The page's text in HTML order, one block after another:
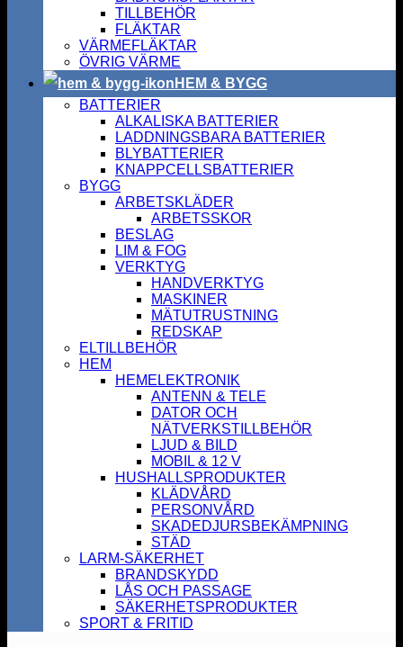
TILLBEHÖR
FLÄKTAR
VÄRMEFLÄKTAR
ÖVRIG VÄRME
HEM & BYGG
BATTERIER
ALKALISKA BATTERIER
LADDNINGSBARA BATTERIER
BLYBATTERIER
KNAPPCELLSBATTERIER
BYGG
ARBETSKLÄDER
ARBETSSKOR
BESLAG
LIM & FOG
VERKTYG
HANDVERKTYG
MASKINER
MÄTUTRUSTNING
REDSKAP
ELTILLBEHÖR
HEM
HEMELEKTRONIK
ANTENN & TELE
DATOR OCH
NÄTVERKSTILLBEHÖR
LJUD & BILD
MOBIL & 12 V
HUSHALLSPRODUKTER
KLÄDVÅRD
PERSONVÅRD
SKADEDJURSBEKÄMPNING
STÄD
LARM-SÄKERHET
BRANDSKYDD
LÅS OCH PASSAGE
SÄKERHETSPRODUKTER
SPORT & FRITID